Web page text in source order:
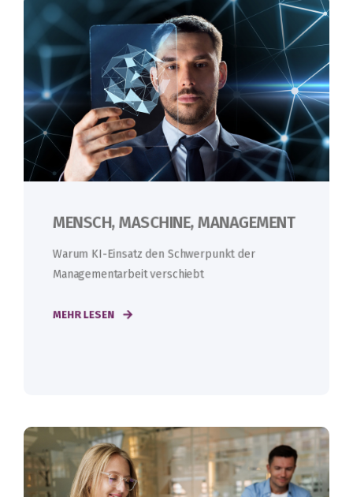
MENSCH, MASCHINE, MANAGEMENT
Warum KI-Einsatz den Schwerpunkt der
Managementarbeit verschiebt
MEHR LESEN